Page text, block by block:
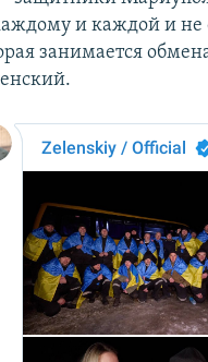
и каждой и
занимается